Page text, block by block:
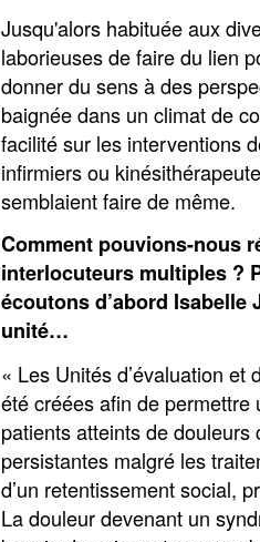
Jusqu'alors habituée aux
laborieuses de faire du lien
donner du sens à des
baignée dans un climat de
facilité sur les interventions
infirmiers ou
semblaient faire de même.
Comment pouvions-nous
interlocuteurs multiples ?
écoutons d’abord
unité…
« Les Unités d’évaluation
été créées afin de
patients atteints de douleurs
persistantes malgré les
d’un retentissement social,
La douleur devenant un